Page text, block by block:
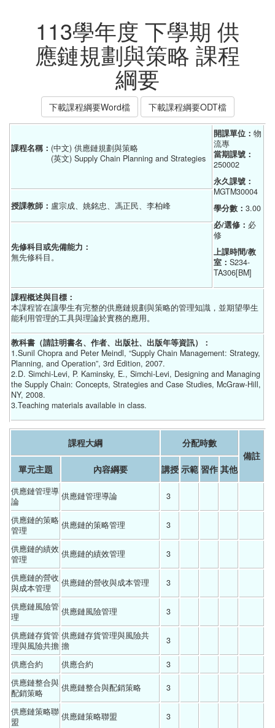
113學年度 下學期 供
應鏈規劃與策略 課程
綱要
下載課程綱要Word檔 下載課程綱要ODT檔
課程名稱： (中文) 供應鏈規劃與策略
(英文) Supply Chain Planning and Strategies
開課單位： 物
流專
當期課號：
250002
永久課號：
MGTM30004
學分數： 3.00
必/選修： 必
修
上課時間/教
室： S234-
TA306[BM]
授課教師： 盧宗成、姚銘忠、馮正民、李柏峰
先修科目或先備能力：
無先修科目。
課程概述與目標：
本課程皆在讓學生有完整的供應鏈規劃與策略的管理知識，並期望學生
能利用管理的工具與理論於實務的應用。
教科書（請註明書名、作者、出版社、出版年等資訊）：
1.Sunil Chopra and Peter Meindl, “Supply Chain Management: Strategy,
Planning, and Operation”, 3rd Edition, 2007.
2.D. Simchi-Levi, P. Kaminsky, E., Simchi-Levi, Designing and Managing
the Supply Chain: Concepts, Strategies and Case Studies, McGraw-Hill,
NY, 2008.
3.Teaching materials available in class.
課程大綱
分配時數
備註
單元主題
內容綱要 講授 示範 習作 其他
供應鏈管理導
論
供應鏈管理導論 3
供應鏈的策略
管理
供應鏈的策略管理 3
供應鏈的績效
管理
供應鏈的績效管理 3
供應鏈的營收
與成本管理
供應鏈的營收與成本管理 3
供應鏈風險管
理
供應鏈風險管理 3
供應鏈存貨管
理與風險共擔
供應鏈存貨管理與風險共
擔
3
供應合約 供應合約
3
供應鏈整合與
配銷策略
供應鏈整合與配銷策略 3
供應鏈策略聯
盟
供應鏈策略聯盟 3